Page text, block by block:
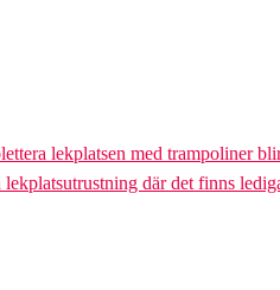
lekplatsen med trampoliner
där det finns